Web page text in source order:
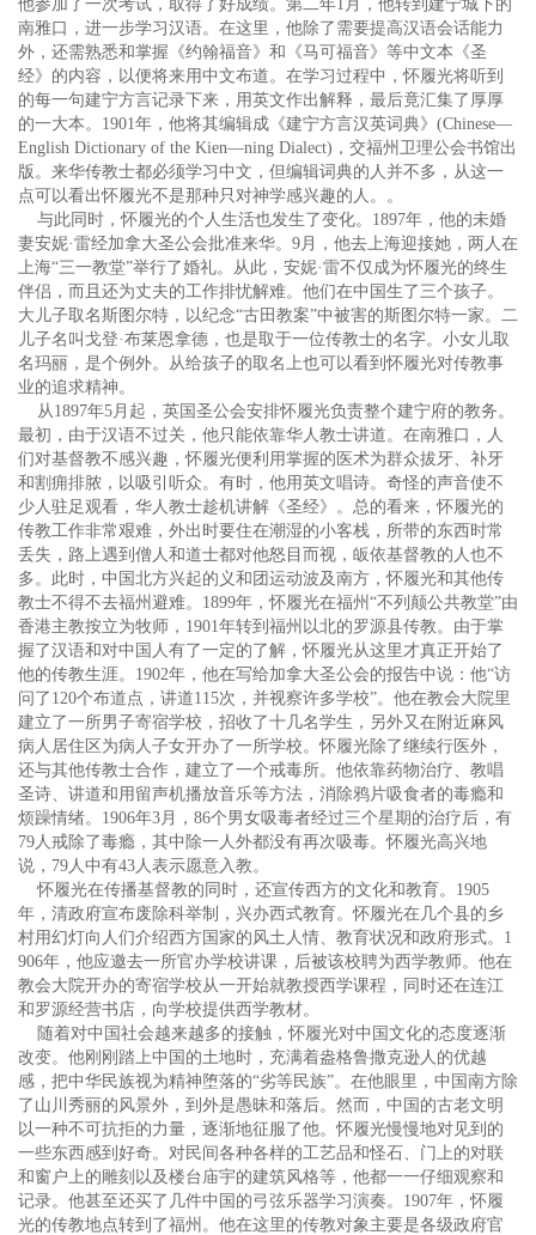
他参加了一次考试，取得了好成绩。第二年1月，他转到建宁城下的
南雅口，进一步学习汉语。在这里，他除了需要提高汉语会话能力
外，还需熟悉和掌握《约翰福音》和《马可福音》等中文本《圣
经》的内容，以便将来用中文布道。在学习过程中，怀履光将听到
的每一句建宁方言记录下来，用英文作出解释，最后竟汇集了厚厚
的一大本。1901年，他将其编辑成《建宁方言汉英词典》(Chinese—
English Dictionary of the Kien—ning Dialect)，交福州卫理公会书馆出
版。来华传教士都必须学习中文，但编辑词典的人并不多，从这一
点可以看出怀履光不是那种只对神学感兴趣的人。。
与此同时，怀履光的个人生活也发生了变化。1897年，他的未婚
妻安妮·雷经加拿大圣公会批准来华。9月，他去上海迎接她，两人在
上海“三一教堂”举行了婚礼。从此，安妮·雷不仅成为怀履光的终生
伴侣，而且还为丈夫的工作排忧解难。他们在中国生了三个孩子。
大儿子取名斯图尔特，以纪念“古田教案”中被害的斯图尔特一家。二
儿子名叫戈登·布莱恩拿德，也是取于一位传教士的名字。小女儿取
名玛丽，是个例外。从给孩子的取名上也可以看到怀履光对传教事
业的追求精神。
从1897年5月起，英国圣公会安排怀履光负责整个建宁府的教务。
最初，由于汉语不过关，他只能依靠华人教士讲道。在南雅口，人
们对基督教不感兴趣，怀履光便利用掌握的医术为群众拔牙、补牙
和割痈排脓，以吸引听众。有时，他用英文唱诗。奇怪的声音使不
少人驻足观看，华人教士趁机讲解《圣经》。总的看来，怀履光的
传教工作非常艰难，外出时要住在潮湿的小客栈，所带的东西时常
丢失，路上遇到僧人和道士都对他怒目而视，皈依基督教的人也不
多。此时，中国北方兴起的义和团运动波及南方，怀履光和其他传
教士不得不去福州避难。1899年，怀履光在福州“不列颠公共教堂”由
香港主教按立为牧师，1901年转到福州以北的罗源县传教。由于掌
握了汉语和对中国人有了一定的了解，怀履光从这里才真正开始了
他的传教生涯。1902年，他在写给加拿大圣公会的报告中说：他“访
问了120个布道点，讲道115次，并视察许多学校”。他在教会大院里
建立了一所男子寄宿学校，招收了十几名学生，另外又在附近麻风
病人居住区为病人子女开办了一所学校。怀履光除了继续行医外，
还与其他传教士合作，建立了一个戒毒所。他依靠药物治疗、教唱
圣诗、讲道和用留声机播放音乐等方法，消除鸦片吸食者的毒瘾和
烦躁情绪。1906年3月，86个男女吸毒者经过三个星期的治疗后，有
79人戒除了毒瘾，其中除一人外都没有再次吸毒。怀履光高兴地
说，79人中有43人表示愿意入教。
怀履光在传播基督教的同时，还宣传西方的文化和教育。1905
年，清政府宣布废除科举制，兴办西式教育。怀履光在几个县的乡
村用幻灯向人们介绍西方国家的风土人情、教育状况和政府形式。1
906年，他应邀去一所官办学校讲课，后被该校聘为西学教师。他在
教会大院开办的寄宿学校从一开始就教授西学课程，同时还在连江
和罗源经营书店，向学校提供西学教材。
随着对中国社会越来越多的接触，怀履光对中国文化的态度逐渐
改变。他刚刚踏上中国的土地时，充满着盎格鲁撒克逊人的优越
感，把中华民族视为精神堕落的“劣等民族”。在他眼里，中国南方除
了山川秀丽的风景外，到外是愚昧和落后。然而，中国的古老文明
以一种不可抗拒的力量，逐渐地征服了他。怀履光慢慢地对见到的
一些东西感到好奇。对民间各种各样的工艺品和怪石、门上的对联
和窗户上的雕刻以及楼台庙宇的建筑风格等，他都一一仔细观察和
记录。他甚至还买了几件中国的弓弦乐器学习演奏。1907年，怀履
光的传教地点转到了福州。他在这里的传教对象主要是各级政府官